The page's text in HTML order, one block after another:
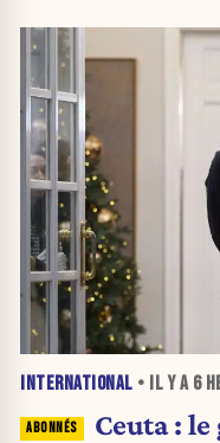
INTERNATIONAL • IL Y A 6
Ceuta :